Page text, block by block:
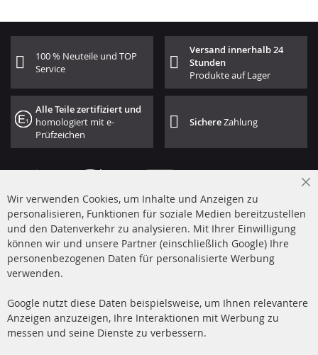
100 % Neuteile und TOP
Service
Versand innerhalb 24
Stunden
Produkte auf Lager
Alle Teile zertifiziert und
homologiert mit e-
Prüfzeichen
SichereZahlung
+49 (0) 4533 799 00 0
Mo-Do: 09-17 Uhr, Fr 09-16 Uhr
info@contra-automotive.de
facebook
instagram
Quick Links Kundenservice
Wir verwenden Cookies, um Inhalte und Anzeigen zu
personalisieren, Funktionen für soziale Medien bereitzustellen
und den Datenverkehr zu analysieren. Mit Ihrer Einwilligung
können wir und unsere Partner (einschließlich Google) Ihre
personenbezogenen Daten für personalisierte Werbung
verwenden.
Google nutzt diese Daten beispielsweise, um Ihnen relevantere
Anzeigen anzuzeigen, Ihre Interaktionen mit Werbung zu
messen und seine Dienste zu verbessern.